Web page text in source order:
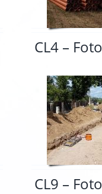
CL4 –
CL9 –